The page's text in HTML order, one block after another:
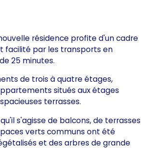
résidence profite d'un cadre
facilité par les transports en
25 minutes.
de trois à quatre étages,
situés aux étages
terrasses.
s'agisse de balcons, de terrasses
verts communs ont été
et des arbres de grande